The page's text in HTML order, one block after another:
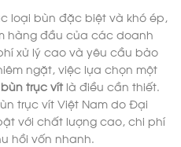
loại bùn đặc biệt và khó ép,
hàng đầu của các doanh
xử lý cao và yêu cầu bảo
ngặt, việc lựa chọn một
trục vít là điều cần thiết.
trục vít Việt Nam do Đại
với chất lượng cao, chi phí
hồi vốn nhanh.